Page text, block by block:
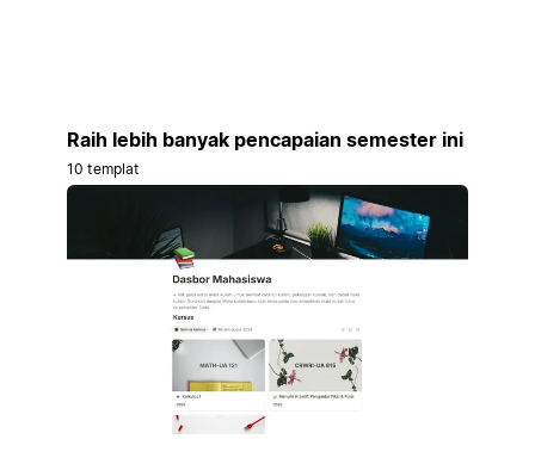
Raih lebih banyak pencapaian semester ini
10 templat